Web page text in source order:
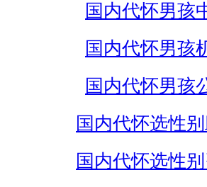
国内代怀男孩
国内代怀男孩
国内代怀男孩
国内代怀选性
国内代怀选性